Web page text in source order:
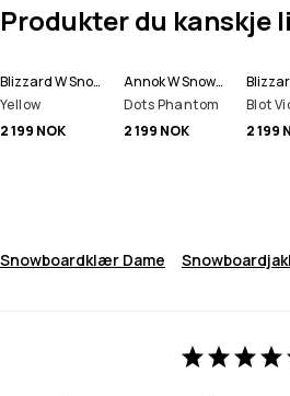
Produkter du kanskje
Blizzard W Snowboardjakke Dame
Yellow
2 199 NOK
Annok W Snowboardjakke Dame
Dots Phantom
2 199 NOK
Blot
2 199
Snowboardklær Dame